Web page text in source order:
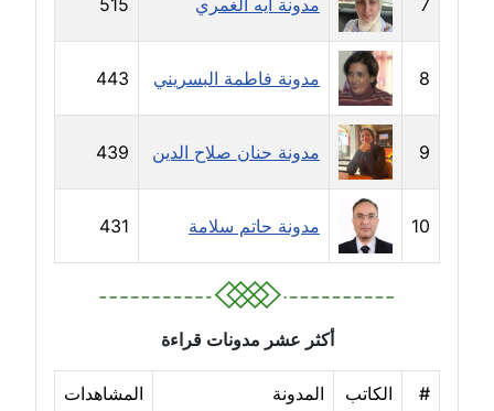
مدونة حسن محي الدين
متوفي
مدونة حسين العلي
عاملة
مدونة حسين درمشاكي
عاملة
مدونة حلا عادل
مدونة حنان الهواري
عاملة
7 مدونة آيه الغمري 515
8 مدونة فاطمة البسريني 443
9 مدونة حنان صلاح الدين 439
10 مدونة حاتم سلامة 431
أكثر عشر مدونات قراءة
# الكاتب المدونة المشاهدات